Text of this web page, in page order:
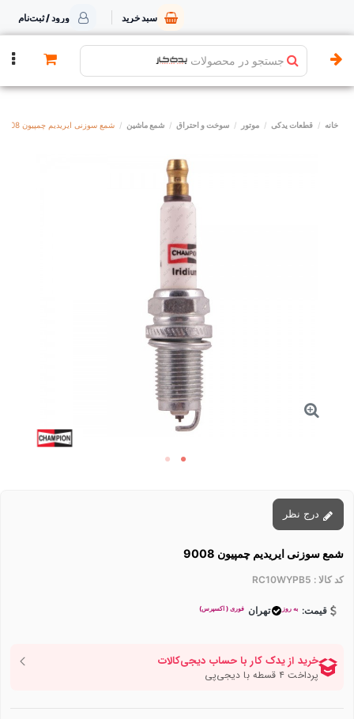
سبد خرید ورود / ثبت‌نام
جستجو در محصولات
خانه قطعات یدکی موتور سوخت و احتراق شمع ماشین شمع سوزنی ایریدیم چمپیون 9008
شمع سوزنی ایریدیم چمپیون 9008
کد کالا : RC10WYPB5
قیمت: به روز تهران فوری ( اکسپرس)